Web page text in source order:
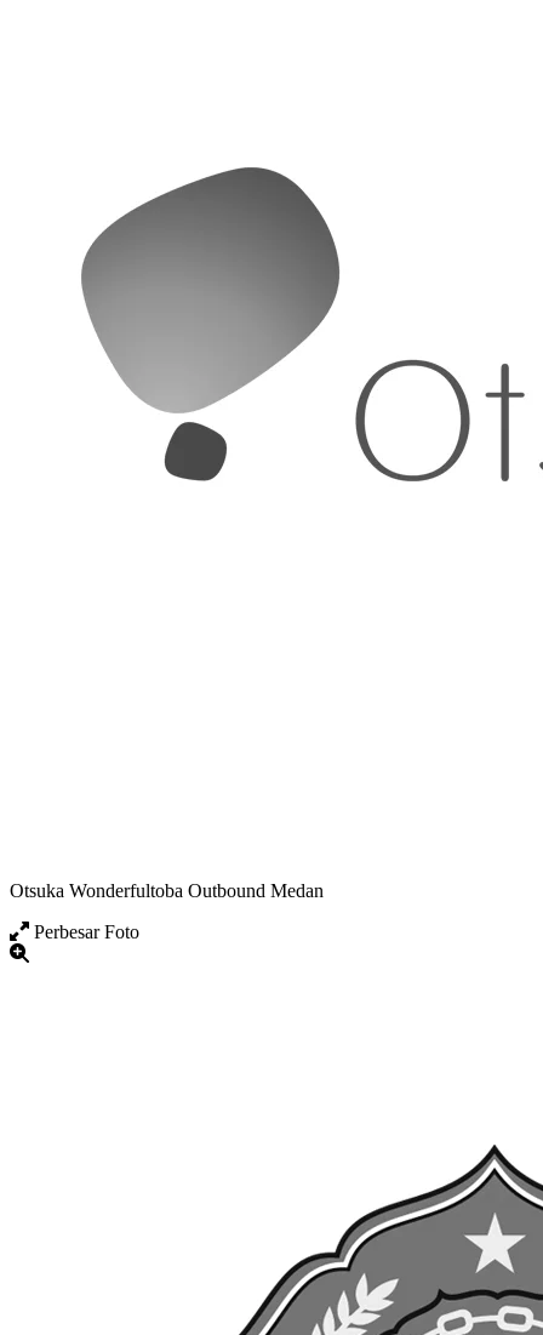
Otsuka Wonderfultoba Outbound Medan
Perbesar Foto